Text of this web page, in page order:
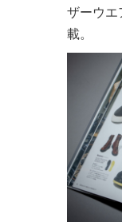
ザーウエ
載。